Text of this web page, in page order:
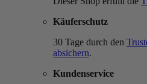
Käuferschutz
30 Tage durch den
absichern.
Kundenservice